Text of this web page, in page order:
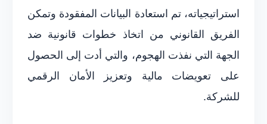
استراتيجياته، تم استعادة البيانات المفقودة وتمكن
الفريق القانوني من اتخاذ خطوات قانونية ضد
الجهة التي نفذت الهجوم، والتي أدت إلى الحصول
على تعويضات مالية وتعزيز الأمان الرقمي
للشركة.